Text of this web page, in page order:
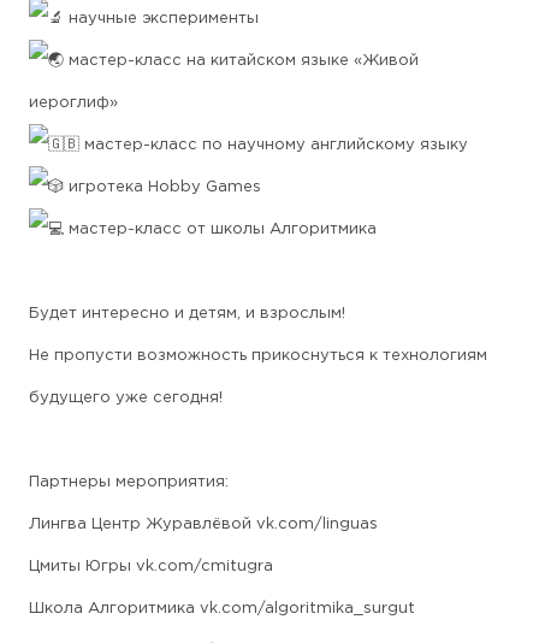
научные эксперименты
мастер-класс на китайском языке «Живой
иероглиф»
мастер-класс по научному английскому языку
игротека Hobby Games
мастер-класс от школы Алгоритмика
Будет интересно и детям, и взрослым!
Не пропусти возможность прикоснуться к технологиям
будущего уже сегодня!
Партнеры мероприятия:
Лингва Центр Журавлёвой vk.com/linguas
Цмиты Югры vk.com/cmitugra
Школа Алгоритмика vk.com/algoritmika_surgut